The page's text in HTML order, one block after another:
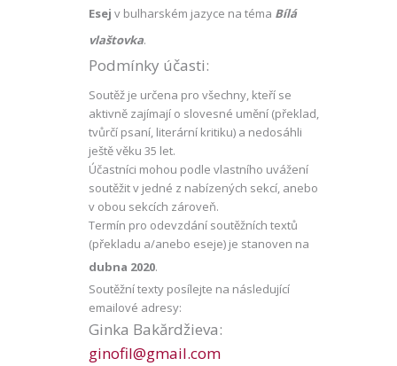
Esej v bulharském jazyce na téma Bílá
vlaštovka.
Podmínky účasti:
Soutěž je určena pro všechny, kteří se
aktivně zajímají o slovesné umění (překlad,
tvůrčí psaní, literární kritiku) a nedosáhli
ještě věku 35 let.
Účastníci mohou podle vlastního uvážení
soutěžit v jedné z nabízených sekcí, anebo
v obou sekcích zároveň.
Termín pro odevzdání soutěžních textů
(překladu a/anebo eseje) je stanoven na
dubna 2020.
Soutěžní texty posílejte na následující
emailové adresy:
Ginka Bakărdžieva:
ginofil@gmail.com